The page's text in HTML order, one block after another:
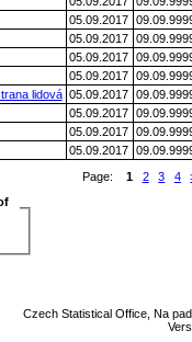
05.09.2017
05.09.2017
05.09.2017
05.09.2017
lidová 05.09.2017
05.09.2017
05.09.2017
05.09.2017
Page: 1 2 3 4
Czech Statistical Office, Na